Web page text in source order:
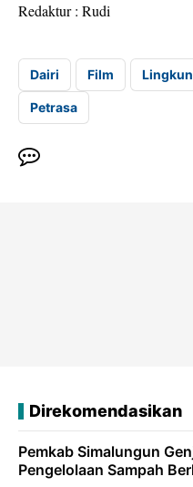
Redaktur : Rudi
Dairi Film
Petrasa
Direkomendasikan
Pemkab Simalungun
Pengelolaan Sampah